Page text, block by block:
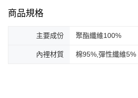
商品規格
主要成份 聚酯纖維100%
內裡材質 棉95%,彈性纖維5%